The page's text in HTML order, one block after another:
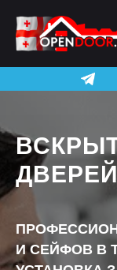
И СЕЙФОВ В